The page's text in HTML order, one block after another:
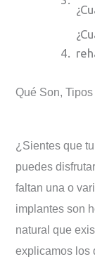
El
Qué Son,
¿Sientes que
puedes
faltan una o
implantes son
natural que
explicamos los